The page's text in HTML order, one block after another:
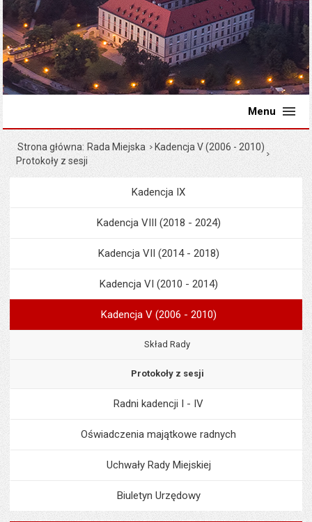
Menu
Strona główna Rada Miejska
Kadencja V (2006 - 2010)
Protokoły z sesji
Menu
Kadencja IX
Kadencja VIII (2018 - 2024)
Kadencja VII (2014 - 2018)
Kadencja VI (2010 - 2014)
Kadencja V (2006 - 2010)
Skład Rady
Protokoły z sesji
Radni kadencji I - IV
Oświadczenia majątkowe radnych
Uchwały Rady Miejskiej
Biuletyn Urzędowy